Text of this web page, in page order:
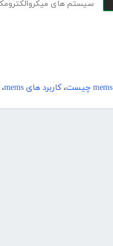
سیستم های
mems چیست ،کاربرد های mems ،